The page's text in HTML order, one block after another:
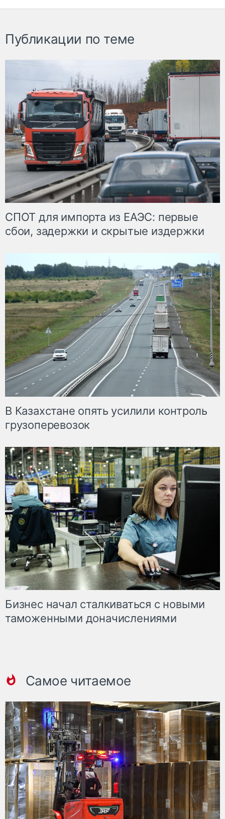
Публикации по теме
СПОТ для импорта из ЕАЭС: первые
сбои, задержки и скрытые издержки
В Казахстане опять усилили контроль
грузоперевозок
Бизнес начал сталкиваться с новыми
таможенными доначислениями
Самое читаемое